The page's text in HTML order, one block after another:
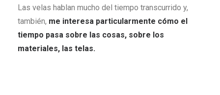
Las velas hablan mucho del tiempo transcurrido y,
también, me interesa particularmente cómo el
tiempo pasa sobre las cosas, sobre los
materiales, las telas.